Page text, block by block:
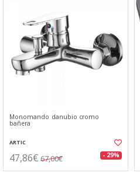
Monomando danubio cromo
bañera
ARTIC
47,86€ 67,00€ - 29%